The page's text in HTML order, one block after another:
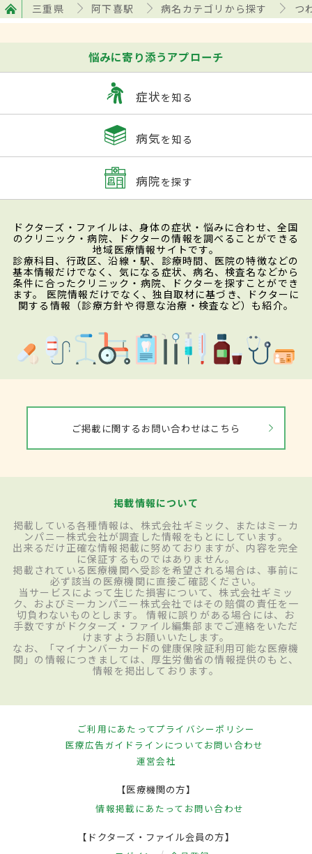
三重県 阿下喜駅 病名カテゴリから探す つ
悩みに寄り添うアプローチ
症状を知る
病気を知る
病院を探す
ドクターズ・ファイルは、身体の症状・悩みに合わせ、全国
のクリニック・病院、ドクターの情報を調べることができる
地域医療情報サイトです。
診療科目、行政区、沿線・駅、診療時間、医院の特徴などの
基本情報だけでなく、気になる症状、病名、検査名などから
条件に合ったクリニック・病院、ドクターを探すことができ
ます。 医院情報だけでなく、独自取材に基づき、ドクターに
関する情報（診療方針や得意な治療・検査など）も紹介。
ご掲載に関するお問い合わせはこちら
掲載情報について
掲載している各種情報は、株式会社ギミック、またはミーカ
ンパニー株式会社が調査した情報をもとにしています。
出来るだけ正確な情報掲載に努めておりますが、内容を完全
に保証するものではありません。
掲載されている医療機関へ受診を希望される場合は、事前に
必ず該当の医療機関に直接ご確認ください。
当サービスによって生じた損害について、株式会社ギミッ
ク、およびミーカンパニー株式会社ではその賠償の責任を一
切負わないものとします。 情報に誤りがある場合には、お
手数ですがドクターズ・ファイル編集部までご連絡をいただ
けますようお願いいたします。
なお、「マイナンバーカードの健康保険証利用可能な医療機
関」の情報につきましては、厚生労働省の情報提供のもと、
情報を掲出しております。
ご利用にあたってプライバシーポリシー
医療広告ガイドラインについてお問い合わせ
運営会社
【医療機関の方】
情報掲載にあたって お問い合わせ
【ドクターズ・ファイル会員の方】